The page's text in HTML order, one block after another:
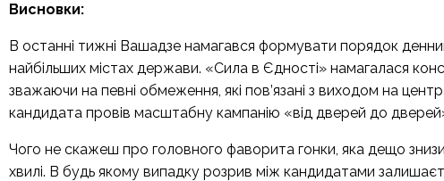
Висновки:
В останні тижні Вашадзе намагався формувати порядок
найбільших містах держави. «Сила в Єдності» намагалася
зважаючи на певні обмеження, які пов’язані з виходом на
кандидата провів масштабну кампанію «від дверей до
Чого не скажеш про головного фаворита гонки, яка дещо
хвилі. В будь якому випадку розрив між кандидатами